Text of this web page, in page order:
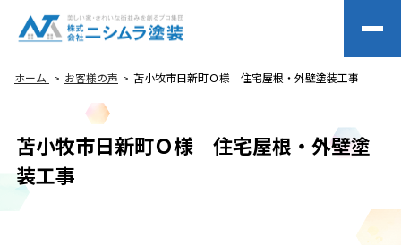
ホーム お客様の声 苫小牧市日新町Ｏ様 住宅屋根・外壁塗装工事
苫小牧市日新町Ｏ様 住宅屋根・外壁塗
装工事